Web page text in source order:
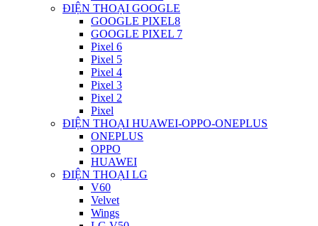
ĐIỆN THOẠI GOOGLE
GOOGLE PIXEL8
GOOGLE PIXEL 7
Pixel 6
Pixel 5
Pixel 4
Pixel 3
Pixel 2
Pixel
ĐIỆN THOẠI HUAWEI-OPPO-ONEPLUS
ONEPLUS
OPPO
HUAWEI
ĐIỆN THOẠI LG
V60
Velvet
Wings